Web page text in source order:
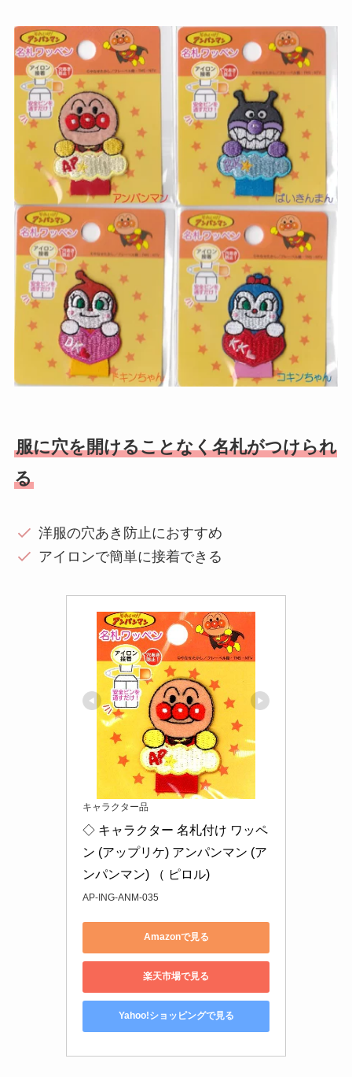
服に穴を開けることなく名札がつけられ
る
洋服の穴あき防止におすすめ
アイロンで簡単に接着できる
キャラクター品
◇ キャラクター 名札付け ワッペ
ン (アップリケ) アンパンマン (ア
ンパンマン) （ ピロル)
AP-ING-ANM-035
Amazonで見る
楽天市場で見る
Yahoo!ショッピングで見る